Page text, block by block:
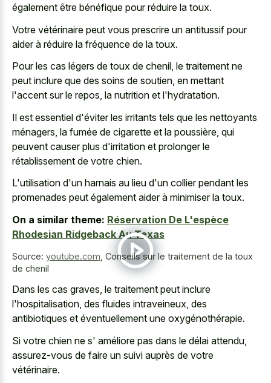
également être bénéfique pour réduire la toux.
Votre vétérinaire peut vous prescrire un antitussif pour
aider à réduire la fréquence de la toux.
Pour les cas légers de toux de chenil, le traitement ne
peut inclure que des soins de soutien, en mettant
l'accent sur le repos, la nutrition et l'hydratation.
Il est essentiel d'éviter les irritants tels que les nettoyants
ménagers, la fumée de cigarette et la poussière, qui
peuvent causer plus d'irritation et prolonger le
rétablissement de votre chien.
L'utilisation d'un harnais au lieu d'un collier pendant les
promenades peut également aider à minimiser la toux.
On a similar theme: Réservation De L'espèce
Rhodesian Ridgeback Au Texas
Source: youtube.com Conseils sur le traitement de la toux
de chenil
Dans les cas graves, le traitement peut inclure
l'hospitalisation, des fluides intraveineux, des
antibiotiques et éventuellement une oxygénothérapie.
Si votre chien ne s' améliore pas dans le délai attendu,
assurez-vous de faire un suivi auprès de votre
vétérinaire.